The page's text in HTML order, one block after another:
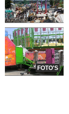
FOTO'S